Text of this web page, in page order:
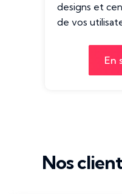
designs et
de vos
En
Nos